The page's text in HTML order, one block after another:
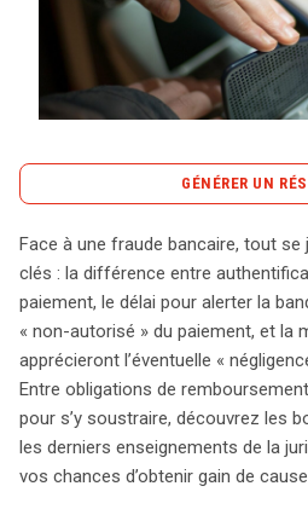
Rechercher
GÉNÉRER UN
Face à la menace croissante de
crucial de connaître les bonnes
vos finances. En cas
action à entreprendre est de
votre moyen de paiement et
délai. Un retard de plus de 13
notification peut entraîner la
remboursement. La
Face à une fraude bancaire, tout
clés : la différence entre
paiement, le délai pour alerter la
« non-autorisé » du paiement, et la
apprécieront l’éventuelle «
Entre obligations de
pour s’y soustraire, découvrez les
les derniers enseignements de la
vos chances d’obtenir gain de